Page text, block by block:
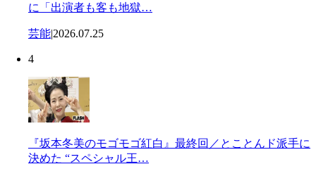
に「出演者も客も地獄…
芸能|2026.07.25
4
『坂本冬美のモゴモゴ紅白』最終回／とことんド派手に
決めた “スペシャル王…